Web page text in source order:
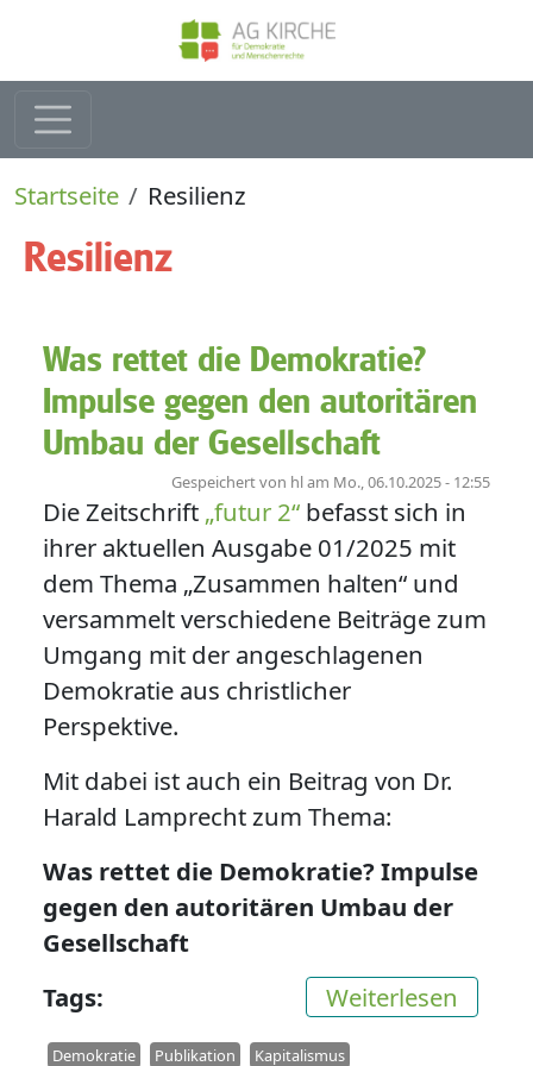
Direkt zum Inhalt
Pfadnavigation
Startseite Resilienz
Resilienz
Was rettet die Demokratie?
Impulse gegen den autoritären
Umbau der Gesellschaft
Gespeichert von hlam Mo., 06.10.2025 - 12:55
Die Zeitschrift „futur 2“ befasst sich in
ihrer aktuellen Ausgabe 01/2025 mit
dem Thema „Zusammen halten“ und
versammelt verschiedene Beiträge zum
Umgang mit der angeschlagenen
Demokratie aus christlicher
Perspektive.
Mit dabei ist auch ein Beitrag von Dr.
Harald Lamprecht zum Thema:
Was rettet die Demokratie? Impulse
gegen den autoritären Umbau der
Gesellschaft
Weiterlesen
Tags
Demokratie Publikation Kapitalismus